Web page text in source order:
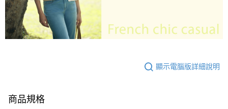
顯示電腦版詳細說明
商品規格